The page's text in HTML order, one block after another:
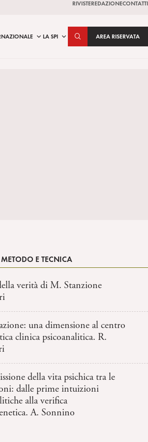
RIVISTEREDAZIONECONTATTI
LA SPI AREA RISERVATA
E TECNICA
verità di M. Stanzione
una dimensione al centro
clinica psicoanalitica. R.
della vita psichica tra le
dalle prime intuizioni
alla verifica
A. Sonnino